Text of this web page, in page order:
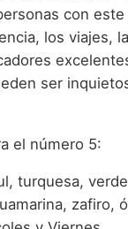
con
los viajes,
ser
el número 5:
turquesa,
zafiro,